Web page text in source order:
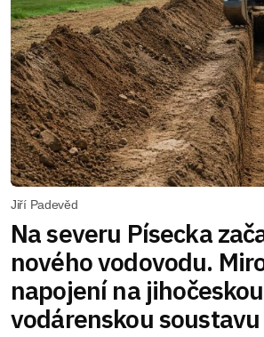
Jiří Padevěd
Na severu Písecka
nového vodovodu.
napojení na jihočeskou
vodárenskou soustavu